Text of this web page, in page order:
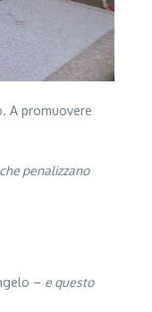
A promuovere
penalizzano
– e questo